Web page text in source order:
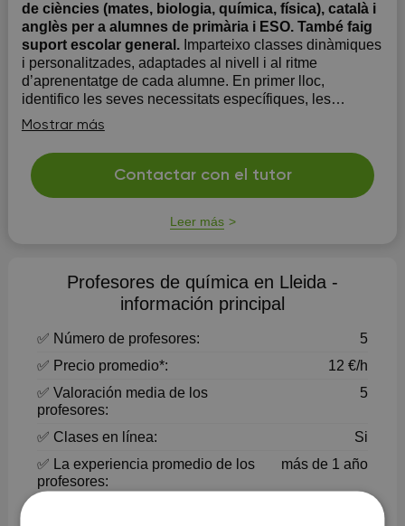
de ciències (mates, biologia, química, física), català i
anglès per a alumnes de primària i ESO. També faig
suport escolar general. Imparteixo classes dinàmiques
i personalitzades, adaptades al nivell i al ritme
d’aprenentatge de cada alumne. En primer lloc,
identifico les seves necessitats específiques, les
tasques pendents i els dubtes que puguin haver sorgit.
A partir d’aquesta anàlisi, estructuro la sessió amb
exemples pràct...
Mostrar más
Contactar con el tutor
Leer más
Profesores de química en Lleida -
información principal
✅ Número de profesores:
5
✅ Precio promedio*:
12 €/h
✅ Valoración media de los
profesores:
5
✅ Clases en línea:
Si
✅ La experiencia promedio de los
profesores:
más de 1 año